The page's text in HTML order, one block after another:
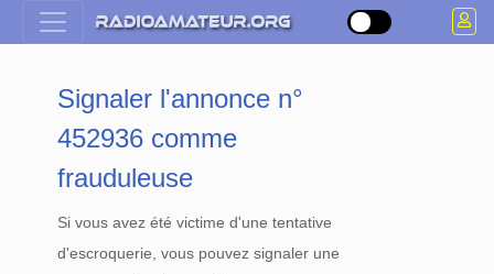
Signaler l'annonce n°
452936 comme
frauduleuse
Si vous avez été victime d'une tentative
d'escroquerie, vous pouvez signaler une